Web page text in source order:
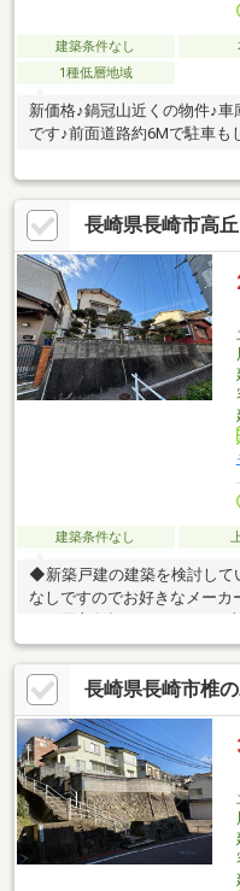
建築条件なし
1種低層地域
新価格♪鍋冠山近くの物件♪
です♪前面道路約6Mで駐車も
長崎県長崎市高
建築条件なし
◆新築戸建の建築を検討し
なしですのでお好きなメー
周辺環境・セブンイレブン
大浦中学校 徒歩3分・小島
小学校 徒歩11分
長崎県長崎市椎